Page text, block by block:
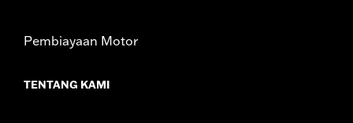
Pembiayaan Motor
TENTANG KAMI